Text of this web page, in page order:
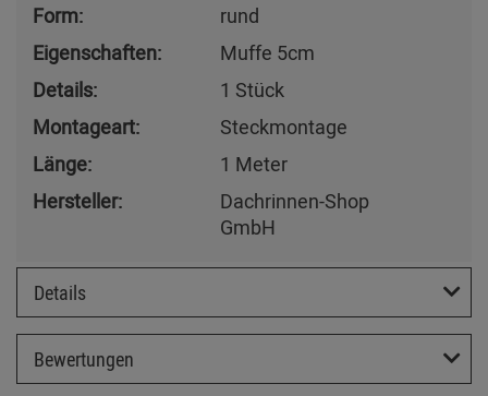
Form:
rund
Eigenschaften:
Muffe 5cm
Details:
1 Stück
Montageart:
Steckmontage
Länge:
1 Meter
Hersteller:
Dachrinnen-Shop
GmbH
Details
Bewertungen